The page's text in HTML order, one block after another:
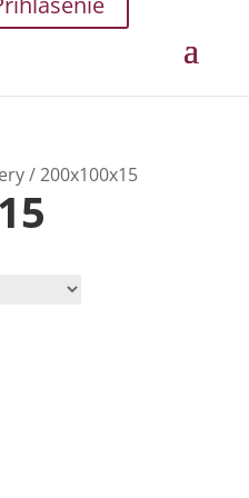
/ 200x100x15